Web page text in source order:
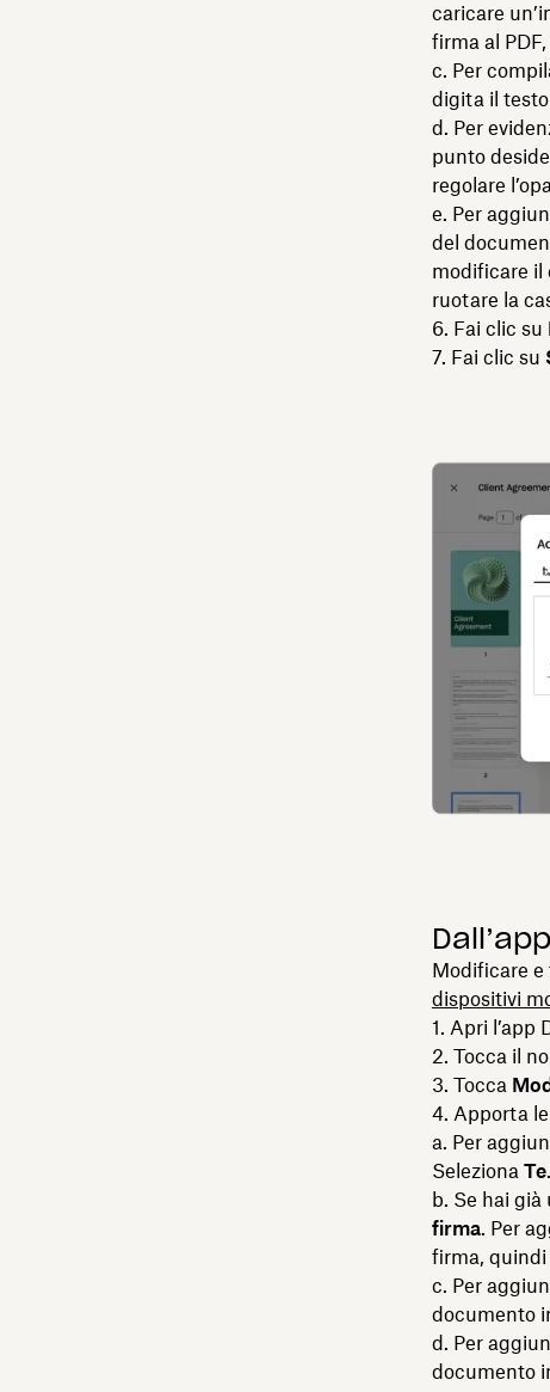
caricare
firma al
c. Per
digita il
d. Per
punto
regolare
e. Per
del
modificare il
ruotare la
6. Fai clic su
7. Fai clic su
Modificare e
dispositivi
1. Apri l’app
2. Tocca il
3. Tocca
4. Apporta
a. Per
Seleziona Te.
b. Se hai
firma. Per
firma, quindi
c. Per
documento
d. Per
documento